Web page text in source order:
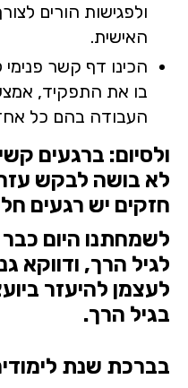
ולפגישות הורים
האישית.
הכינו דף קשר פנימי
בו את התפקיד,
העבודה בהם כל
ולסיום: ברגעים
לא בושה לבקש
חזקים יש רגעים
לשמחתנו היום כבר
לגיל הרך, ודווקא
לעצמן להיעזר
בגיל הרך.
בברכת שנת